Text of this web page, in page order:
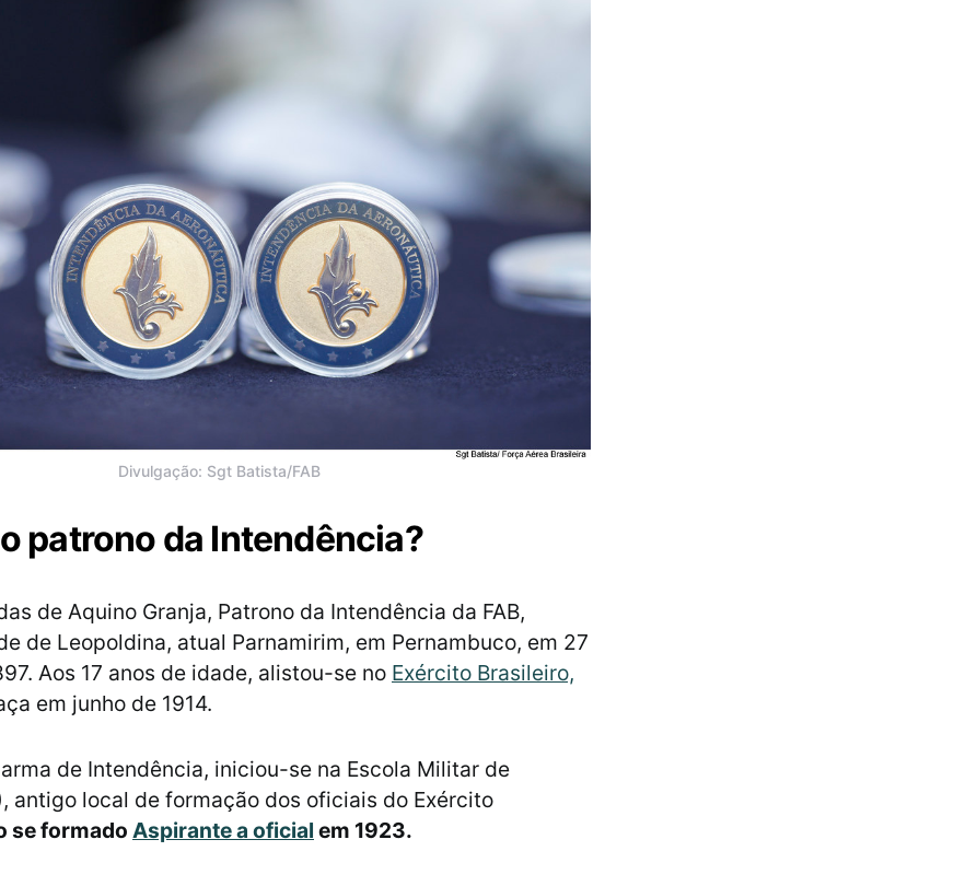
Divulgação: Sgt Batista/FAB
patrono da Intendência?
de Aquino Granja, Patrono da Intendência da FAB,
de Leopoldina, atual Parnamirim, em Pernambuco, em 27
Aos 17 anos de idade, alistou-se no Exército Brasileiro,
em junho de 1914.
de Intendência, iniciou-se na Escola Militar de
antigo local de formação dos oficiais do Exército
se formado Aspirante a oficial em 1923.